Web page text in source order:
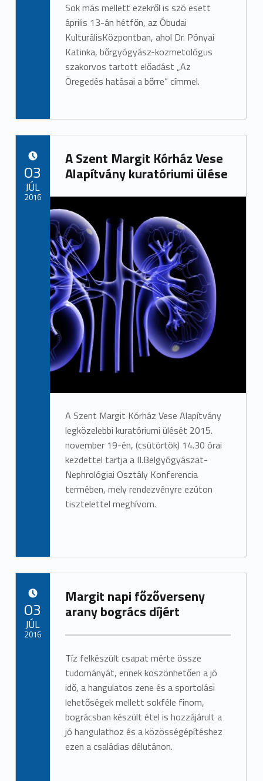
Sok más mellett ezekről is szó esett
április 13-án hétfőn, az Óbudai
KulturálisKözpontban, ahol Dr. Pónyai
Katinka, bőrgyógyász-kozmetológus
szakorvos tartott előadást „Az
Öregedés hatásai a bőrre” címmel.
A Szent Margit Kórház Vese
Alapítvány kuratóriumi ülése
A Szent Margit Kórház Vese Alapítvány
legközelebbi kuratóriumi ülését 2015.
november 19-én, (csütörtök) 14.30 órai
kezdettel tartja a II.Belgyógyászat-
Nephrológiai Osztály Konferencia
termében, mely rendezvényre ezúton
tisztelettel meghívom.
03
JÚL
2016
Margit napi főzőverseny
arany bogrács díjért
Tíz felkészült csapat mérte össze
tudományát, ennek köszönhetően a jó
idő, a hangulatos zene és a sportolási
lehetőségek mellett sokféle finom,
bográcsban készült étel is hozzájárult a
jó hangulathoz és a közösségépítéshez
ezen a családias délutánon.
03
JÚL
2016